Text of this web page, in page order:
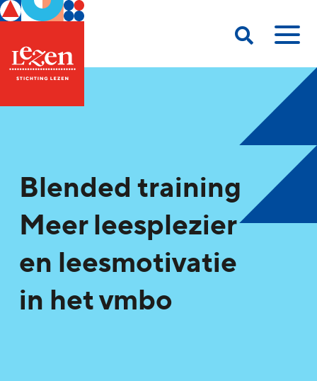
Blended training
Meer leesplezier
en leesmotivatie
in het vmbo